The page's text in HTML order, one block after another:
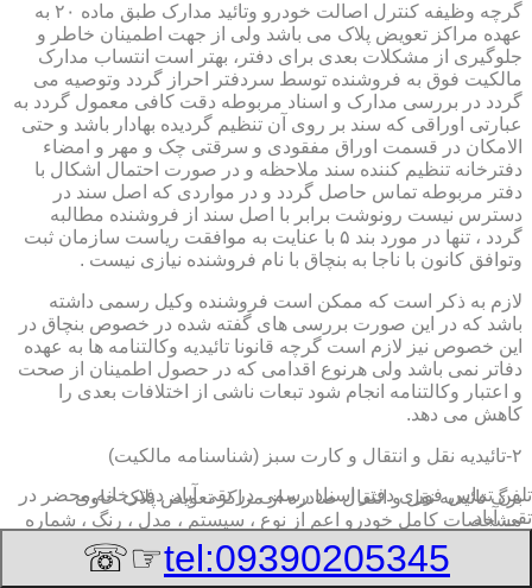
گرچه وظیفه کنترل اصالت خودرو وتائید مدارک طبق ماده ۲۰ به
عهده مراکز تعویض پلاک می باشد ولی از جهت اطمینان خاطر و
جلوگیری از مشکلات بعدی برای دفتر، بهتر است انتساب مدارک
مالکیت فوق به فروشنده توسط سردفتر احراز گردد وتوصیه می
گردد در بررسی مدارک و اسناد مربوطه دقت کافی معمول گردد به
عبارتی اوراقی که سند بر روی آن تنظیم گردیده بهادار باشد و حتی
الامکان در قسمت اوراق مفقودی و سرقتی چک و مهر و امضاء
دفترخانه تنظیم کننده سند ملاحظه و در صورت احتمال اشکال با
دفتر مربوطه تماس حاصل گردد و در مواردی که اصل سند در
دسترس نیست رونوشت برابر با اصل سند از فروشنده مطالبه
گردد ، تنها در مورد بند ۵ با عنایت به موافقت ریاست سازمان ثبت
وتوافق کانون با ناجا به بنچاق با نام فروشنده نیازی نیست .
لازم به ذکر است که ممکن است فروشنده وکیل رسمی داشته
باشد که در این صورت بررسی های گفته شده در خصوص بنچاق در
این خصوص نیز لازم است گرچه قانونا تائیدیه وکالتنامه ها به عهده
دفاتر نمی باشد ولی هرنوع اقدامی که در حصول اطمینان از صحت
و اعتبار وکالتنامه انجام شود تبعات ناشی از اختلافات بعدی را
کاهش می دهد.
۲-تائیدیه نقل و انتقال و کارت سبز (شناسنامه مالکیت)
برگ تائیدیه نقل و انتقال صادره از مراکز تعویض پلاک حاوی
مشخصات کامل خودرو اعم از نوع ، سیستم ، مدل ، رنگ ، شماره
صدر صفحه و مشخصات فروشنده و خریدار اعم از مشخصات
تلفن تماس فوریدفتر اسناد رسمی در تقی آباد, دفترخانه,محضر در
تقی آباد
tel:09390205345
☞☏